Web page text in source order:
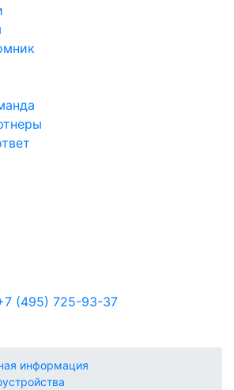
(495) 725-93-37
информация